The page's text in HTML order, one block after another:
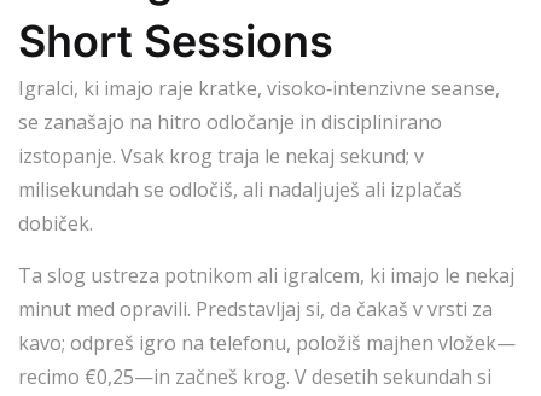
Short Sessions
Igralci, ki imajo raje kratke, visoko‑intenzivne seanse,
se zanašajo na hitro odločanje in disciplinirano
izstopanje. Vsak krog traja le nekaj sekund; v
milisekundah se odločiš, ali nadaljuješ ali izplačaš
dobiček.
Ta slog ustreza potnikom ali igralcem, ki imajo le nekaj
minut med opravili. Predstavljaj si, da čakaš v vrsti za
kavo; odpreš igro na telefonu, položiš majhen vložek—
recimo €0,25—in začneš krog. V desetih sekundah si